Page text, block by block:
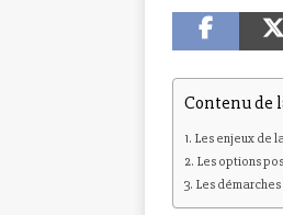
Contenu de
Les enjeux de
Les options
Les